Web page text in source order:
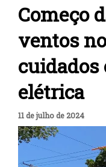
Começo
ventos
cuidados
elétrica
11 de julho de 2024